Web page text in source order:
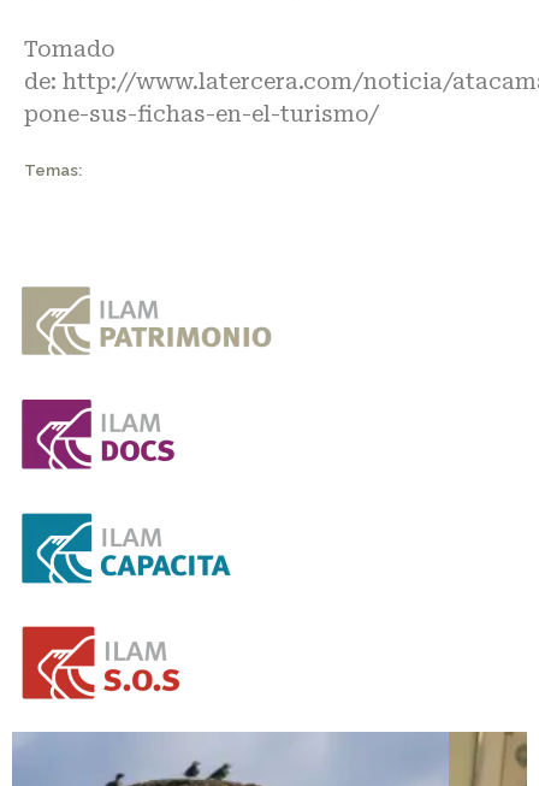
Tomado
de: http://www.latercera.com/noticia/
pone-sus-fichas-en-el-turismo/
Temas: